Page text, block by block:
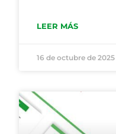
LEER MÁS
16 de octubre de 2025